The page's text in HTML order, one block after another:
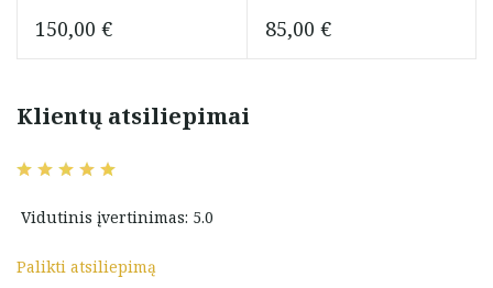
150,00 € 85,00 €
Klientų atsiliepimai
Vidutinis įvertinimas: 5.0
Palikti atsiliepimą